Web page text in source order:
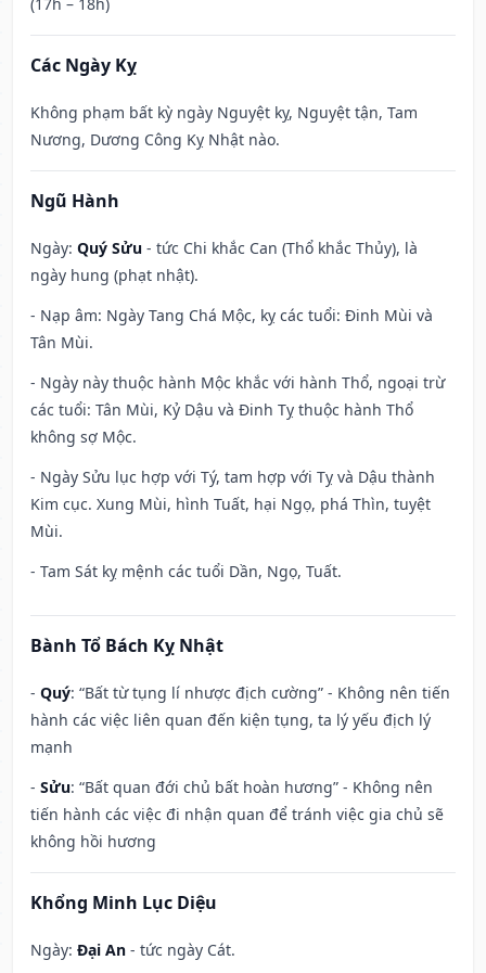
Các Ngày Kỵ
Không phạm bất kỳ ngày Nguyệt kỵ, Nguyệt tận, Tam
Nương, Dương Công Kỵ Nhật nào.
Ngũ Hành
Ngày: Quý Sửu - tức Chi khắc Can (Thổ khắc Thủy), là
ngày hung (phạt nhật).
- Nạp âm: Ngày Tang Chá Mộc, kỵ các tuổi: Đinh Mùi và
Tân Mùi.
- Ngày này thuộc hành Mộc khắc với hành Thổ, ngoại trừ
các tuổi: Tân Mùi, Kỷ Dậu và Đinh Tỵ thuộc hành Thổ
không sợ Mộc.
- Ngày Sửu lục hợp với Tý, tam hợp với Tỵ và Dậu thành
Kim cục. Xung Mùi, hình Tuất, hại Ngọ, phá Thìn, tuyệt
Mùi.
- Tam Sát kỵ mệnh các tuổi Dần, Ngọ, Tuất.
Bành Tổ Bách Kỵ Nhật
- Quý: “Bất từ tụng lí nhược địch cường” - Không nên tiến
hành các việc liên quan đến kiện tụng, ta lý yếu địch lý
mạnh
- Sửu: “Bất quan đới chủ bất hoàn hương” - Không nên
tiến hành các việc đi nhận quan để tránh việc gia chủ sẽ
không hồi hương
Khổng Minh Lục Diệu
Ngày: Đại An - tức ngày Cát.